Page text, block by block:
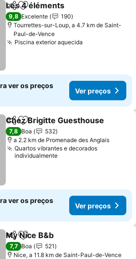
PartilharAdicionar aos favoritos
Les 4 éléments
9,8 Excelente
190
Tourrettes-sur-Loup, a 4.7 km de Saint-
Paul-de-Vence
Piscina exterior aquecida
ver os preços
Ver preços
PartilharAdicionar aos favoritos
Chez Brigitte Guesthouse
7,8 Boa
532
a 2.2 km de Promenade des Anglais
Quartos vibrantes e decorados
individualmente
ver os preços
Ver preços
PartilharAdicionar aos favoritos
My Nice B&b
7,7 Boa
521
Nice, a 11.8 km de Saint-Paul-de-Vence